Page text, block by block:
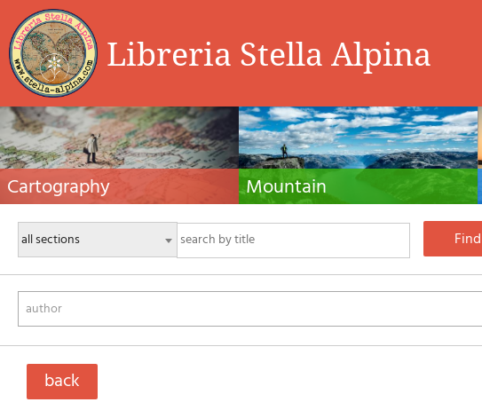
Libreria Stella Alpina
Cartography
Hiking maps, maps and atlases, cartography
around the world. Maps of the trails, cartography
for cyclotourism and mountain biking
Mountain
Alpine guides, hiking guides, technical manuals
for summer and winter mountaineering.
Mountain literature and filmography
author
back